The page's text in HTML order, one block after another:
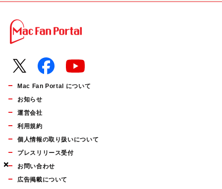
×
×
×
Mac Fan Portal について
お知らせ
運営会社
利用規約
個人情報の取り扱いについて
プレスリリース受付
お問い合わせ
広告掲載について